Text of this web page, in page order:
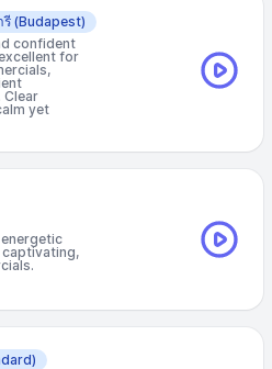
รี (Budapest)
confident
for
Clear
yet
captivating,